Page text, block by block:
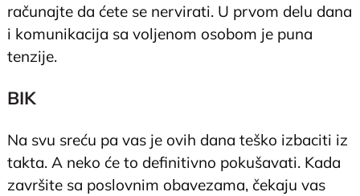
računajte da ćete se nervirati. U prvom delu dana
i komunikacija sa voljenom osobom je puna
tenzije.
BIK
Na svu sreću pa vas je ovih dana teško izbaciti iz
takta. A neko će to definitivno pokušavati. Kada
završite sa poslovnim obavezama, čekaju vas